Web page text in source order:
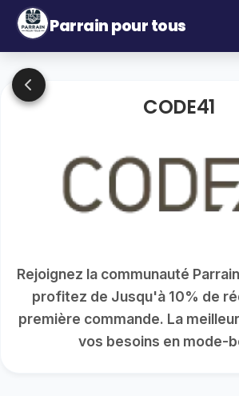
Parrain pour tous
CODE41
Rejoignez la communauté
profitez de Jusqu'à 10% de
première commande. La
vos besoins en mode-